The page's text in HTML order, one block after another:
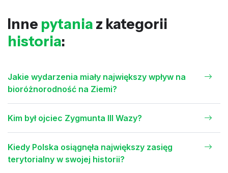
Inne pytania z kategorii
historia:
Jakie wydarzenia miały największy wpływ na
bioróżnorodność na Ziemi?
Kim był ojciec Zygmunta III Wazy?
Kiedy Polska osiągnęła największy zasięg
terytorialny w swojej historii?